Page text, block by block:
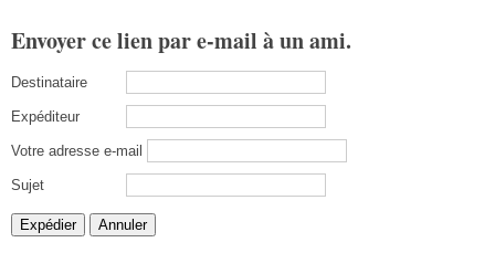
Envoyer ce lien par e-mail à un ami.
Destinataire
Expéditeur
Votre adresse e-mail
Sujet
Expédier Annuler